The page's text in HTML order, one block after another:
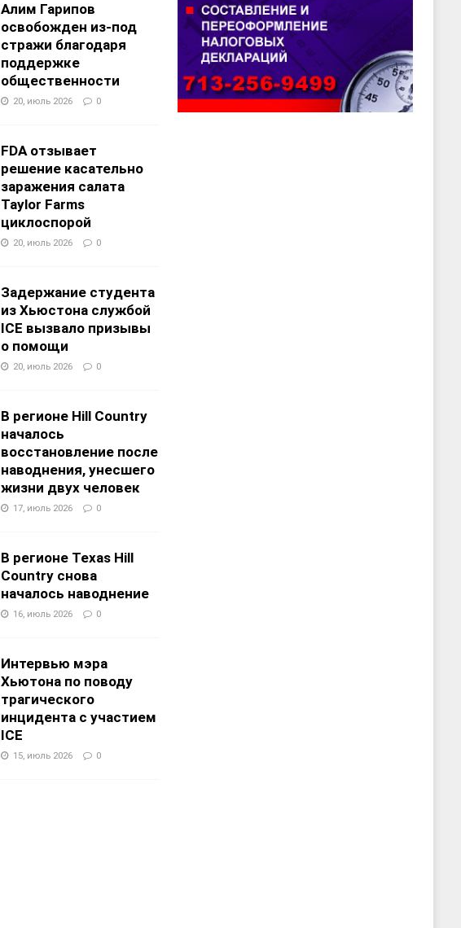
Алим Гарипов
освобожден из-под
стражи благодаря
поддержке
общественности
20, июль 2026 0
FDA отзывает
решение касательно
заражения салата
Taylor Farms
циклоспорой
20, июль 2026 0
Задержание студента
из Хьюстона службой
ICE вызвало призывы
о помощи
20, июль 2026 0
В регионе Hill Country
началось
восстановление после
наводнения, унесшего
жизни двух человек
17, июль 2026 0
В регионе Texas Hill
Country снова
началось наводнение
16, июль 2026 0
Интервью мэра
Хьютона по поводу
трагического
инцидента с участием
ICE
15, июль 2026 0